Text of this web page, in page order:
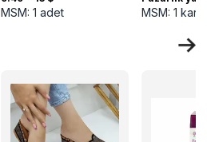
MSM: 1 adet MSM: 1